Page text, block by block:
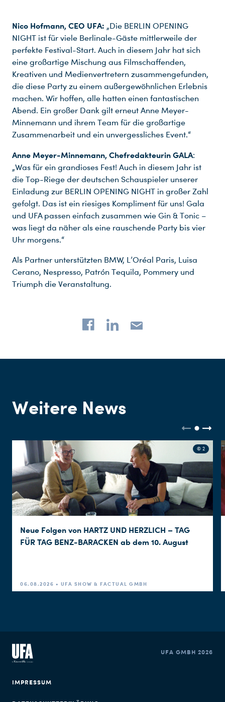
Nico Hofmann, CEO UFA: „Die BERLIN OPENING
NIGHT ist für viele Berlinale-Gäste mittlerweile der
perfekte Festival-Start. Auch in diesem Jahr hat sich
eine großartige Mischung aus Filmschaffenden,
Kreativen und Medienvertretern zusammengefunden,
die diese Party zu einem außergewöhnlichen Erlebnis
machen. Wir hoffen, alle hatten einen fantastischen
Abend. Ein großer Dank gilt erneut Anne Meyer-
Minnemann und ihrem Team für die großartige
Zusammenarbeit und ein unvergessliches Event.“
Anne Meyer-Minnemann, Chefredakteurin GALA:
„Was für ein grandioses Fest! Auch in diesem Jahr ist
die Top-Riege der deutschen Schauspieler unserer
Einladung zur BERLIN OPENING NIGHT in großer Zahl
gefolgt. Das ist ein riesiges Kompliment für uns! Gala
und UFA passen einfach zusammen wie Gin & Tonic –
was liegt da näher als eine rauschende Party bis vier
Uhr morgens.“
Als Partner unterstützten BMW, L’Oréal Paris, Luisa
Cerano, Nespresso, Patrón Tequila, Pommery und
Triumph die Veranstaltung.
Weitere News
© 2
Neue Folgen von HARTZ UND HERZLICH – TAG
FÜR TAG BENZ-BARACKEN ab dem 10. August
06.08.2026 • UFA SHOW & FACTUAL GMBH
IMPRESSUM
UFA GMBH 2026